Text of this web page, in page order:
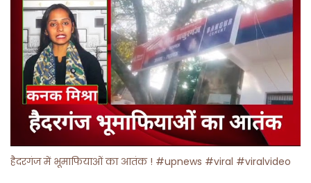
हैदरगंज में भूमाफियाओं का आतंक ! #upnews #viral #viralvideo